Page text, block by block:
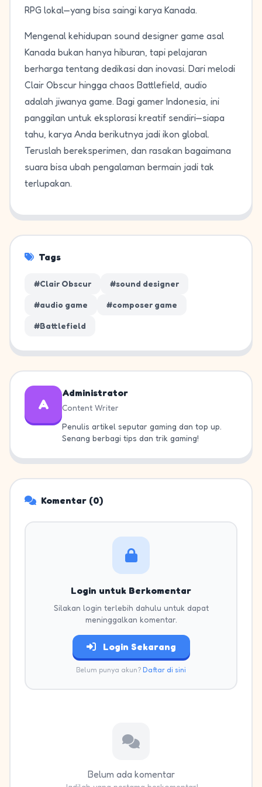
RPG lokal—yang bisa saingi karya Kanada.
Mengenal kehidupan sound designer game asal
Kanada bukan hanya hiburan, tapi pelajaran
berharga tentang dedikasi dan inovasi. Dari melodi
Clair Obscur hingga chaos Battlefield, audio
adalah jiwanya game. Bagi gamer Indonesia, ini
panggilan untuk eksplorasi kreatif sendiri—siapa
tahu, karya Anda berikutnya jadi ikon global.
Teruslah bereksperimen, dan rasakan bagaimana
suara bisa ubah pengalaman bermain jadi tak
terlupakan.
Tags
#Clair Obscur #sound designer
#audio game #composer game
#Battlefield
A
Administrator
Content Writer
Penulis artikel seputar gaming dan top up.
Senang berbagi tips dan trik gaming!
Komentar (0)
Login untuk Berkomentar
Silakan login terlebih dahulu untuk dapat
meninggalkan komentar.
Login Sekarang
Belum punya akun? Daftar di sini
Belum ada komentar